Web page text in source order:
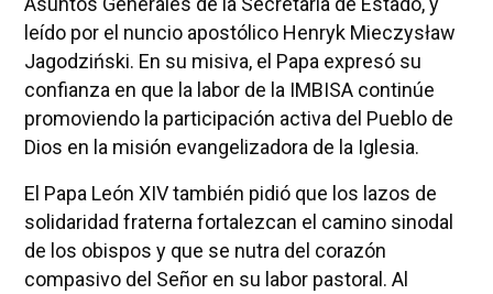
leído por el nuncio apostólico Henryk Mieczysław
Jagodziński. En su misiva, el Papa expresó su
confianza en que la labor de la IMBISA continúe
promoviendo la participación activa del Pueblo de
Dios en la misión evangelizadora de la Iglesia.
El Papa León XIV también pidió que los lazos de
solidaridad fraterna fortalezcan el camino sinodal
de los obispos y que se nutra del corazón
compasivo del Señor en su labor pastoral. Al